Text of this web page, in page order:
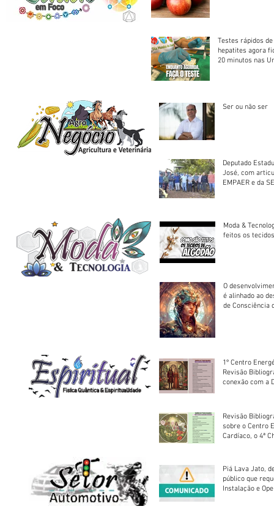
Testes rápidos
hepatites agora
20 minutos nas
Ser ou não ser
Deputado
José, com
EMPAER e da
Moda &
feitos os
O
é alinhado ao
de Consciência
1º Centro
Revisão
conexão com a
Revisão
sobre o Centro
Cardíaco, o 4ª
Piá Lava Jato,
público que
Instalação e